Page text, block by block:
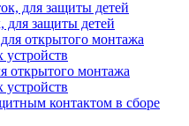
для защиты детей
открытого монтажа
устройств